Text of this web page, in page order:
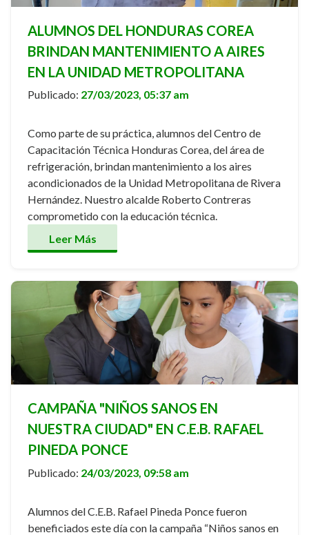
ALUMNOS DEL HONDURAS COREA
BRINDAN MANTENIMIENTO A AIRES
EN LA UNIDAD METROPOLITANA
Publicado: 27/03/2023, 05:37 am
Como parte de su práctica, alumnos del Centro de
Capacitación Técnica Honduras Corea, del área de
refrigeración, brindan mantenimiento a los aires
acondicionados de la Unidad Metropolitana de Rivera
Hernández. Nuestro alcalde Roberto Contreras
comprometido con la educación técnica.
Leer Más
CAMPAÑA "NIÑOS SANOS EN
NUESTRA CIUDAD" EN C.E.B. RAFAEL
PINEDA PONCE
Publicado: 24/03/2023, 09:58 am
Alumnos del C.E.B. Rafael Pineda Ponce fueron
beneficiados este día con la campaña “Niños sanos en